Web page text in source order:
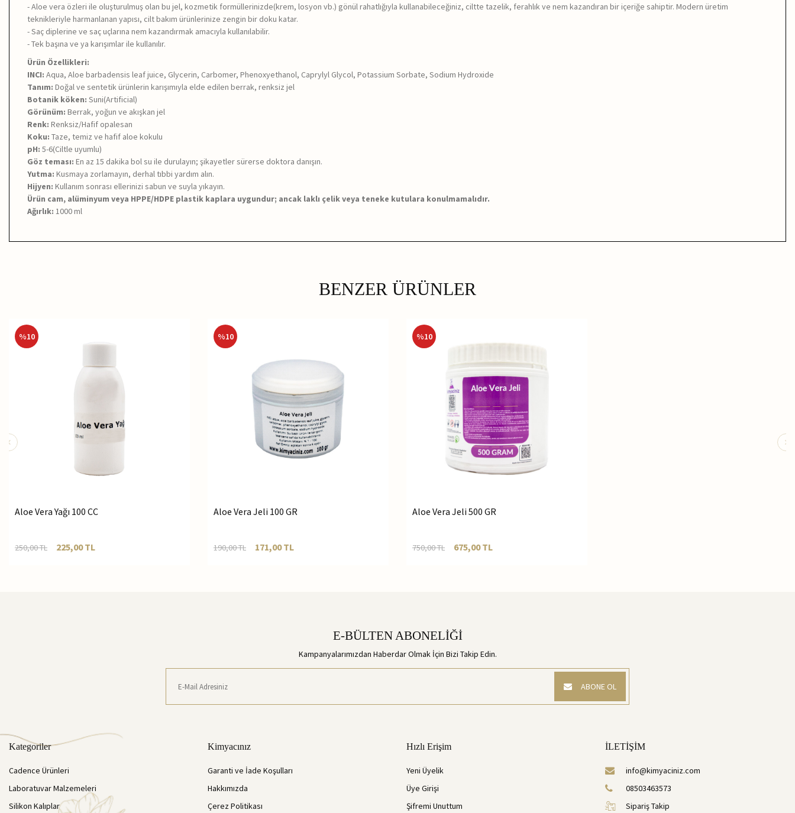
- Aloe vera özleri ile oluşturulmuş olan bu jel, kozmetik formüllerinizde(krem, losyon vb.) gönül rahatlığıyla kullanabileceğiniz, ciltte tazelik, ferahlık ve nem kazandıran bir içeriğe sahiptir. Modern üretim
teknikleriyle harmanlanan yapısı, cilt bakım ürünlerinize zengin bir doku katar.
- Saç diplerine ve saç uçlarına nem kazandırmak amacıyla kullanılabilir.
- Tek başına ve ya karışımlar ile kullanılır.
Ürün Özellikleri:
INCI: Aqua, Aloe barbadensis leaf juice, Glycerin, Carbomer, Phenoxyethanol, Caprylyl Glycol, Potassium Sorbate, Sodium Hydroxide
Tanım: Doğal ve sentetik ürünlerin karışımıyla elde edilen berrak, renksiz jel
Botanik köken: Suni(Artificial)
Görünüm: Berrak, yoğun ve akışkan jel
Renk: Renksiz/Hafif opalesan
Koku: Taze, temiz ve hafif aloe kokulu
pH: 5-6(Ciltle uyumlu)
Göz teması: En az 15 dakika bol su ile durulayın; şikayetler sürerse doktora danışın.
Yutma: Kusmaya zorlamayın, derhal tıbbi yardım alın.
Hijyen: Kullanım sonrası ellerinizi sabun ve suyla yıkayın.
Ürün cam, alüminyum veya HPPE/HDPE plastik kaplara uygundur; ancak laklı çelik veya teneke kutulara konulmamalıdır.
Ağırlık: 1000 ml
BENZER ÜRÜNLER
%10
Aloe Vera Yağı 100 CC
250,00TL 225,00TL
%10
Aloe Vera Jeli 100 GR
190,00TL 171,00TL
%10
Aloe Vera Jeli 500 GR
750,00TL 675,00TL
E-BÜLTEN ABONELİĞİ
Kampanyalarımızdan Haberdar Olmak İçin Bizi Takip Edin.
ABONE OL
Kategoriler
Cadence Ürünleri
Laboratuvar Malzemeleri
Silikon Kalıplar
Kimyacınız
Garanti ve İade Koşulları
Hakkımızda
Çerez Politikası
Hızlı Erişim
Yeni Üyelik
Üye Girişi
Şifremi Unuttum
İLETİŞİM
info@kimyaciniz.com
08503463573
Sipariş Takip